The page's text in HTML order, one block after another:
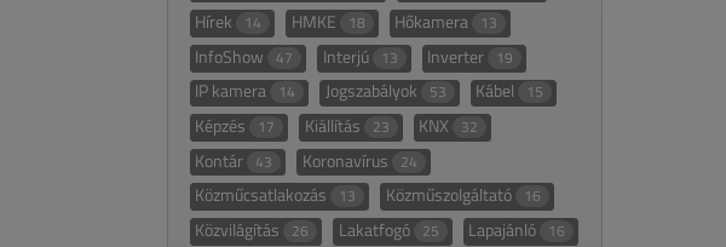
Hírek 14 HMKE 18 Hőkamera 13
InfoShow 47 Interjú 13 Inverter 19
IP kamera 14 Jogszabályok 53 Kábel 15
Képzés 17 Kiállítás 23 KNX 32
Kontár 43 Koronavírus 24
Közműcsatlakozás 13 Közműszolgáltató 16
Közvilágítás 26 Lakatfogó 25 Lapajánló 16